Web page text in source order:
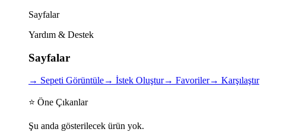
Sayfalar
Yardım & Destek
Sayfalar
→ Sepeti Görüntüle→ İstek Oluştur→ Favoriler→ Karşılaştır
⭐ Öne Çıkanlar
Şu anda gösterilecek ürün yok.